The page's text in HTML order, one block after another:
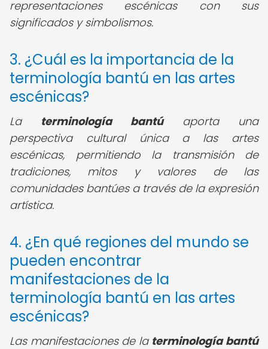
representaciones escénicas con sus
significados y simbolismos.
3. ¿Cuál es la importancia de la
terminología bantú en las artes
escénicas?
La terminología bantúaporta una
perspectiva cultural única a las artes
escénicas, permitiendo la transmisión de
tradiciones, mitos y valores de las
comunidades bantúes a través de la expresión
artística.
4. ¿En qué regiones del mundo se
pueden encontrar
manifestaciones de la
terminología bantú en las artes
escénicas?
Las manifestaciones de la terminología bantú